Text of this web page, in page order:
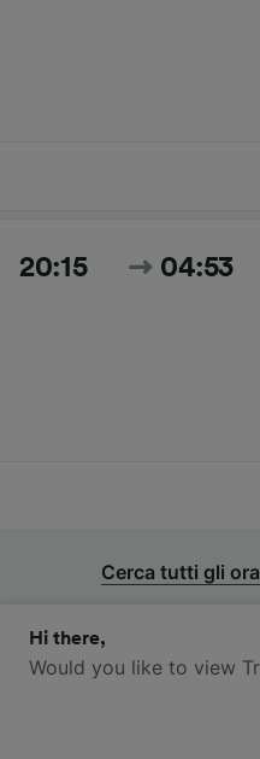
20:15 04:53
Cerca tutti gli
Quali compagnie
Hi there,
Would you like to view